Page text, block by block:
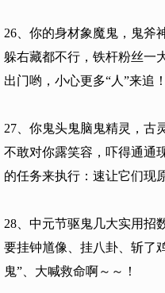
26、你的身材象魔鬼，鬼斧
躲右藏都不行，铁杆粉丝一
出门哟，小心更多“人”来追！
27、你鬼头鬼脑鬼精灵，古
不敢对你露笑容，吓得通通
的任务来执行：速让它们现
28、中元节驱鬼几大实用招
要挂钟馗像、挂八卦、斩了
鬼”、大喊救命啊～～！